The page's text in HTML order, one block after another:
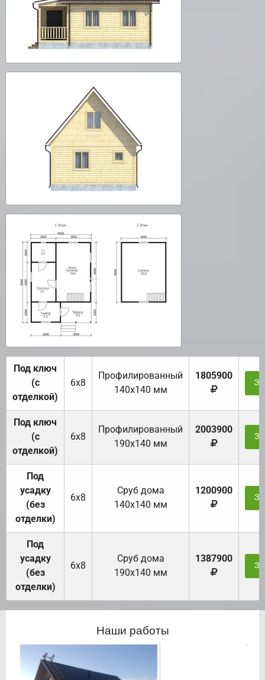
Под ключ
(с
отделкой)
6х8
Профилированный
140х140 мм
1805900
Под ключ
(с
отделкой)
6х8
Профилированный
190х140 мм
2003900
Под
усадку
(без
отделки)
6х8
Cруб дома
140х140 мм
1200900
Под
усадку
(без
отделки)
6х8
Cруб дома
190х140 мм
1387900
Наши работы